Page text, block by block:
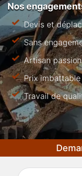
Nos
Devis et
Sans
Artisan
Prix imbattable
Travail de